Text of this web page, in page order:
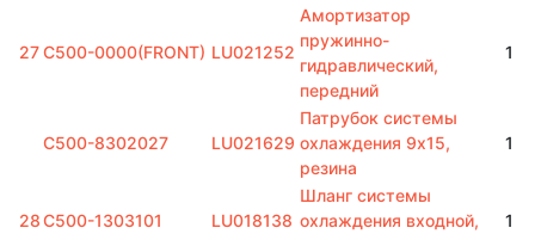
27C500-0000(FRONT) LU021252
Амортизатор
пружинно-
гидравлический,
передний
1
C500-8302027 LU021629
Патрубок системы
охлаждения 9х15,
резина
1
28C500-1303101 LU018138
Шланг системы
охлаждения входной,
1